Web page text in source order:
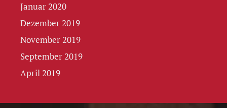
Januar 2020
Dezember 2019
November 2019
September 2019
April 2019